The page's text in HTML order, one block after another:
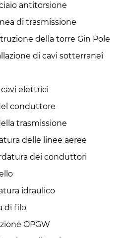
antitorsione
di trasmissione
della torre Gin Pole
di cavi sotterranei
elettrici
conduttore
trasmissione
delle linee aeree
dei conduttori
idraulico
di filo
OPGW